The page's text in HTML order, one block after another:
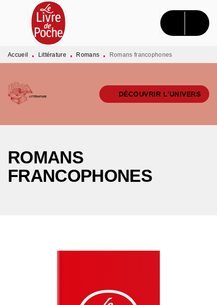
MENU RECHERCHE CONTENU
PIED DE PAGE
Accueil • Littérature • Romans • Romans francophones
DÉCOUVRIR L'UNIVERS
ROMANS
FRANCOPHONES